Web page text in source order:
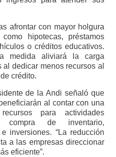
afrontar con mayor holgura
hipotecas, préstamos
o créditos educativos.
medida aliviará la carga
dedicar menos recursos al
crédito.
de la Andi señaló que
al contar con una
para actividades
de inventario,
inversiones. “La reducción
a las empresas direccionar
eficiente”.